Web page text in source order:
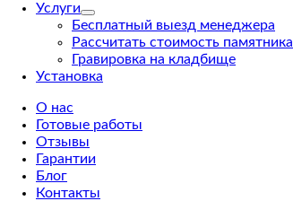
Услуги
Бесплатный выезд менеджера
Рассчитать стоимость памятника
Гравировка на кладбище
Установка
О нас
Готовые работы
Отзывы
Гарантии
Блог
Контакты